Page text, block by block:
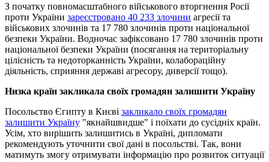
З початку повномасштабного військового вторгнення Росії
проти України зареєстровано 40 233 злочини агресії та
військових злочинів та 17 780 злочинів проти національної
безпеки України. Водночас зафіксовано 17 780 злочинів проти
національної безпеки України (посягання на територіальну
цілісність та недоторканність України, колабораційну
діяльність, сприяння державі агресору, диверсії тощо).
Низка країн закликала своїх громадян залишити Україну
Посольство Єгипту в Києві закликало своїх громадян
залишити Україну "якнайшвидше" і поїхати до сусідніх країн.
Усім, хто вирішить залишитись в Україні, дипломати
рекомендують уточнити свої дані в посольстві. Так, вони
матимуть змогу отримувати інформацію про розвиток ситуації